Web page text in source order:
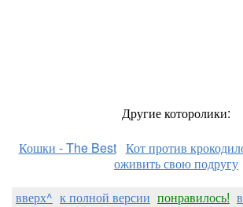
Другие которолики:
Кошки - The Best Кот против
оживить свою подругу
вверх^ к полной версии понравилось!